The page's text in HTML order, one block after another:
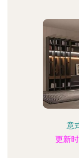
意
更新